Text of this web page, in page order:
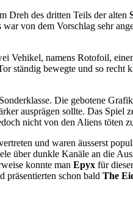
Dreh des dritten Teils der alten
von dem Vorschlag sehr
Vehikel, namens Rotofoil,
ständig bewegte und so
Die gebotene
ausprägen sollte. Das
nicht von den Aliens töten
und waren äusserst
über dunkle Kanäle an die
konnte man Epyx für
präsentierten schon bald The